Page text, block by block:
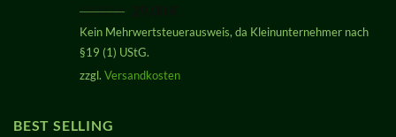
von 5
29,00€
Preis
war:
Preis
Kein Mehrwertsteuerausweis, da Kleinunternehmer nach
§19 (1) UStG.
zzgl. Versandkosten
BEST SELLING